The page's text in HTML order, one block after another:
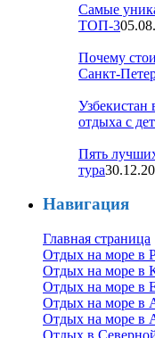
Самые
ТОП-3
Почему
Санкт-
Узбекистан
отдыха с
Пять
тура
Навигация
Главная страница
Отдых на море в
Отдых на море в
Отдых на море в
Отдых на море в
Отдых на море в